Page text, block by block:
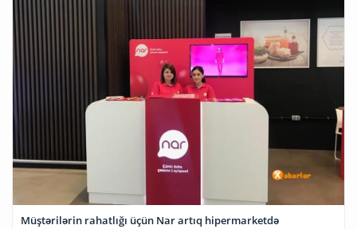
Müştərilərin rahatlığı üçün Nar artıq hipermarketdə